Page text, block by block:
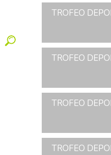
TROFEO
TROFEO
TROFEO
TROFEO